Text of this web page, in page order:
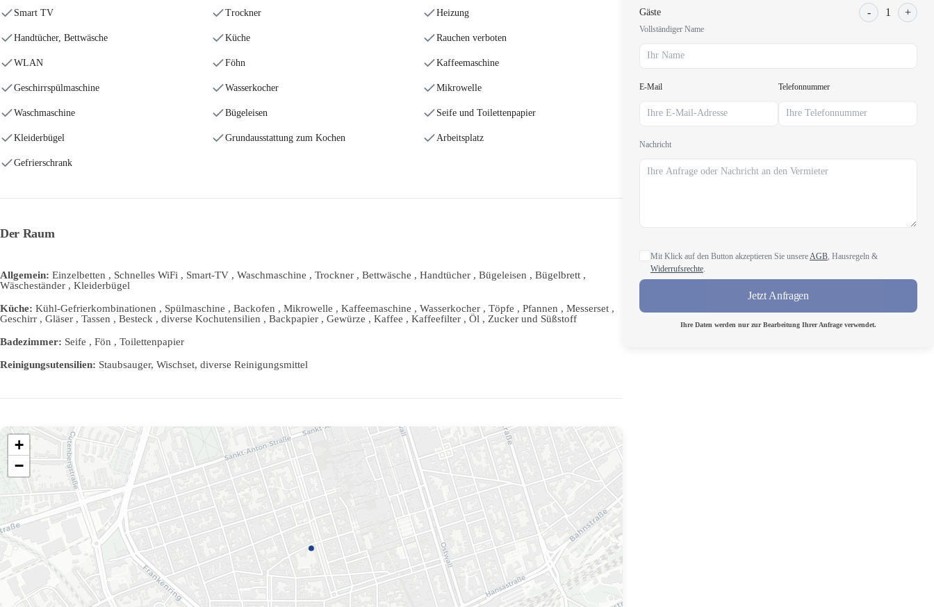
Smart TV Trockner Heizung
Handtücher, Bettwäsche Küche Rauchen verboten
WLAN Föhn Kaffeemaschine
Geschirrspülmaschine Wasserkocher Mikrowelle
Waschmaschine Bügeleisen Seife und Toilettenpapier
Kleiderbügel Grundausstattung zum Kochen Arbeitsplatz
Gefrierschrank
Der Raum
Allgemein: Einzelbetten , Schnelles WiFi , Smart-TV , Waschmaschine , Trockner , Bettwäsche , Handtücher , Bügeleisen , Bügelbrett ,
Wäscheständer , Kleiderbügel
Küche: Kühl-Gefrierkombinationen , Spülmaschine , Backofen , Mikrowelle , Kaffeemaschine , Wasserkocher , Töpfe , Pfannen , Messerset ,
Geschirr , Gläser , Tassen , Besteck , diverse Kochutensilien , Backpapier , Gewürze , Kaffee , Kaffeefilter , Öl , Zucker und Süßstoff
Badezimmer: Seife , Fön , Toilettenpapier
Reinigungsutensilien: Staubsauger, Wischset, diverse Reinigungsmittel
+
−
Gäste - 1 +
Vollständiger Name
E-Mail Telefonnummer
Nachricht
Mit Klick auf den Button akzeptieren Sie unsereAGB, Hausregeln &
Widerrufsrechte.
Jetzt Anfragen
Ihre Daten werden nur zur Bearbeitung Ihrer Anfrage verwendet.